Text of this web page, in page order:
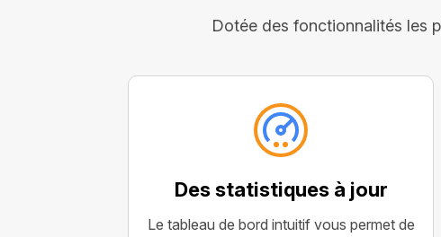
Dotée des fonctionnalités les
Des statistiques à jour
Le tableau de bord intuitif vous permet de